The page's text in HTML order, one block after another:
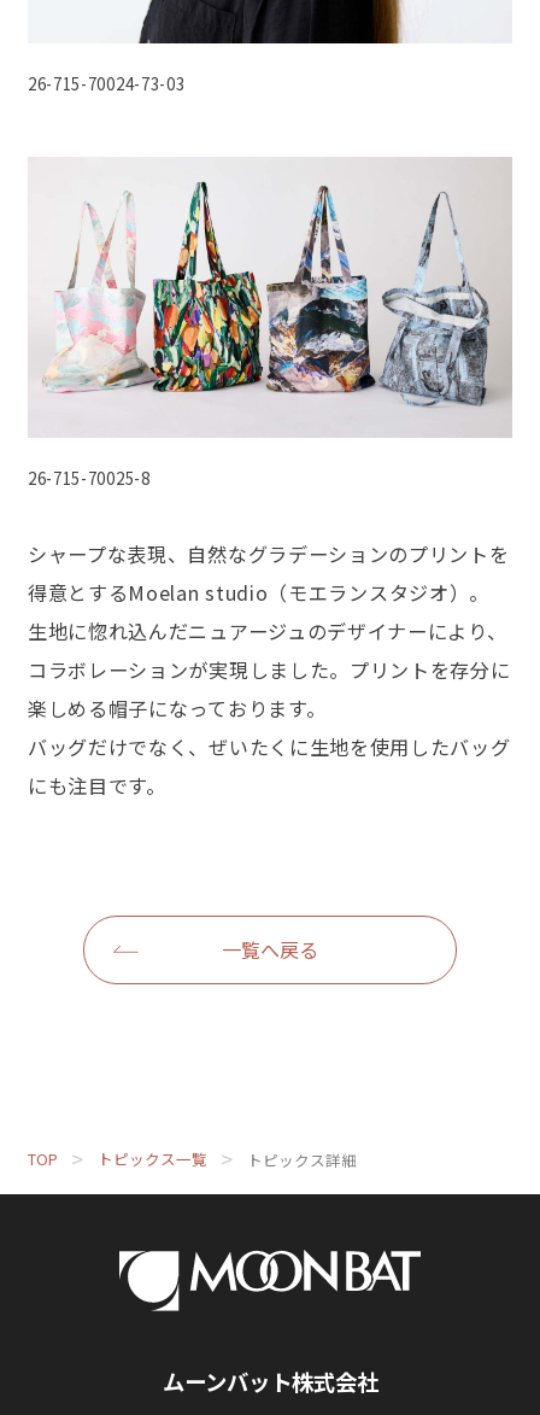
26-715-70024-73-03
26-715-70025-8
シャープな表現、自然なグラデーションのプリントを
得意とするMoelan studio（モエランスタジオ）。
生地に惚れ込んだニュアージュのデザイナーにより、
コラボレーションが実現しました。プリントを存分に
楽しめる帽子になっております。
バッグだけでなく、ぜいたくに生地を使用したバッグ
にも注目です。
一覧へ戻る
TOP トピックス一覧 トピックス詳細
ムーンバット株式会社